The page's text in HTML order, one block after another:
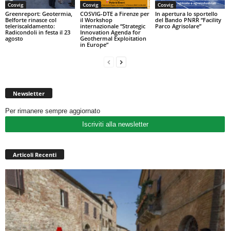
Cosvig
Greenreport: Geotermia,
Belforte rinasce col
teleriscaldamento:
Radicondoli in festa il 23
agosto
Cosvig
COSVIG-DTE a Firenze per
il Workshop
internazionale “Strategic
Innovation Agenda for
Geothermal Exploitation
in Europe”
Cosvig
In apertura lo sportello
del Bando PNRR “Facility
Parco Agrisolare”
Newsletter
Per rimanere sempre aggiornato
Iscriviti alla newsletter
Articoli Recenti